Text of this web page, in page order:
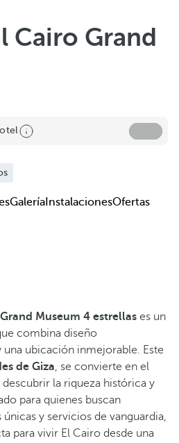
Cairo Grand
Galería InstalacionesOfertas
Museum 4 estrellas es un
combina diseño
ubicación inmejorable. Este
de Giza, se convierte en el
la riqueza histórica y
para quienes buscan
y servicios de vanguardia,
para vivir El Cairo desde una